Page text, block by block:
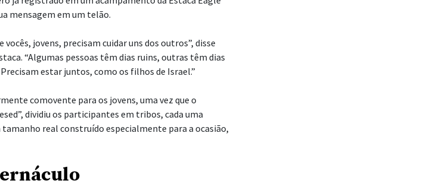
mensagem em um telão.
jovens, precisam cuidar uns dos outros”, disse
“Algumas pessoas têm dias ruins, outras têm dias
estar juntos, como os filhos de Israel.”
comovente para os jovens, uma vez que o
dividiu os participantes em tribos, cada uma
real construído especialmente para a ocasião,